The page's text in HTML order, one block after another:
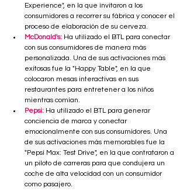
Experience", en la que invitaron a los
consumidores a recorrer su fábrica y conocer el
proceso de elaboración de su cerveza.
McDonald's: Ha utilizado el BTL para conectar
con sus consumidores de manera más
personalizada. Una de sus activaciones más
exitosas fue la "Happy Table", en la que
colocaron mesas interactivas en sus
restaurantes para entretener a los niños
mientras comían.
Pepsi: Ha utilizado el BTL para generar
conciencia de marca y conectar
emocionalmente con sus consumidores. Una
de sus activaciones más memorables fue la
"Pepsi Max: Test Drive", en la que contrataron a
un piloto de carreras para que condujera un
coche de alta velocidad con un consumidor
como pasajero.